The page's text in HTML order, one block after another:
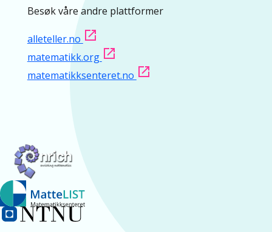
Besøk våre andre plattformer
alleteller.no
matematikk.org
matematikksenteret.no